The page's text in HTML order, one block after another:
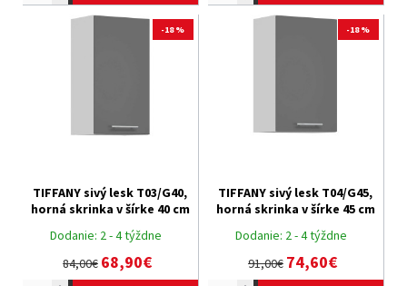
-18 %
Dodanie: 2 - 4 týždne
TIFFANY sivý lesk T03/G40,
horná skrinka v šírke 40 cm
84,00€ 68,90€
-18 %
Dodanie: 2 - 4 týždne
TIFFANY sivý lesk T04/G45,
horná skrinka v šírke 45 cm
91,00€ 74,60€